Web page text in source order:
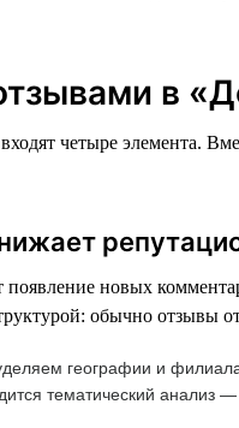
в
четыре элемента.
новых
обычно отзывы
географии и
тематический анализ